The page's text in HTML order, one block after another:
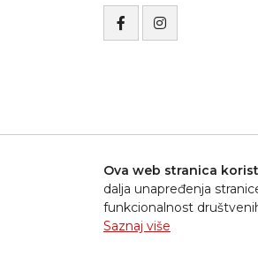
Ova web stranica
dalja unapređenja
funkcionalnost
Saznaj više